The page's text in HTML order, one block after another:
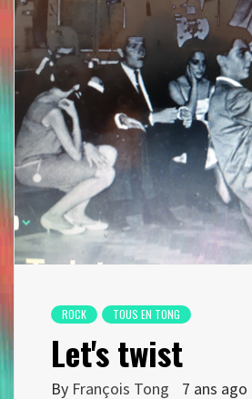
ROCK TOUS EN TONG
Let's twist
By François Tong 7 ans ago